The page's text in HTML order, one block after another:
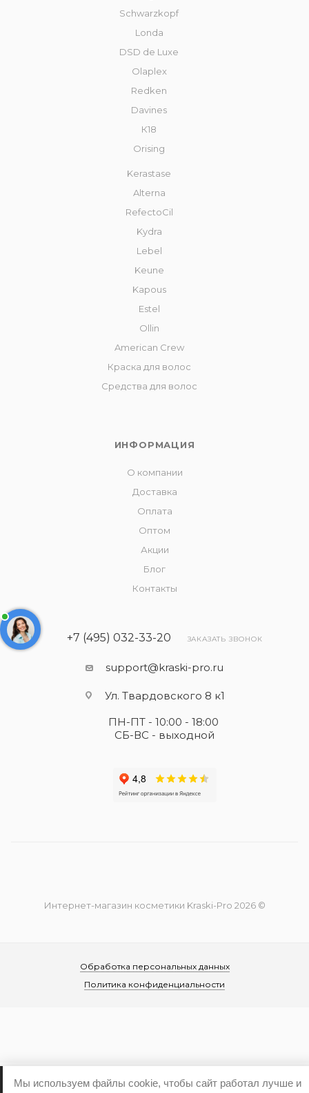
Schwarzkopf
Londa
DSD de Luxe
Olaplex
Redken
Davines
К18
Orising
Kerastase
Alterna
RefectoCil
Kydra
Lebel
Keune
Kapous
Estel
Ollin
American Crew
Краска для волос
Средства для волос
ИНФОРМАЦИЯ
О компании
Доставка
Оплата
Оптом
Акции
Блог
Контакты
+7 (495) 032-33-20 ЗАКАЗАТЬ ЗВОНОК
support@kraski-pro.ru
Ул. Твардовского 8 к1
ПН-ПТ - 10:00 - 18:00
СБ-ВС - выходной
Интернет-магазин косметики Kraski-Pro 2026 ©
Обработка персональных данных
Политика конфиденциальности
Мы используем файлы cookie, чтобы сайт работал лучше и